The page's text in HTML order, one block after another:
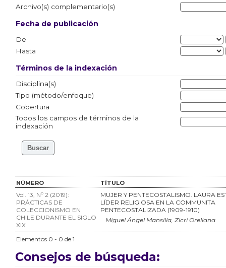
Archivo(s) complementario(s)
Fecha de publicación
De
Hasta
Términos de la indexación
Disciplina(s)
Tipo (método/enfoque)
Cobertura
Todos los campos de términos de la
indexación
NÚMERO TÍTULO
Vol. 13, Nº 2 (2019):
PRÁCTICAS DE
COLECCIONISMO EN
CHILE DURANTE EL SIGLO
XIX
MUJER Y PENTECOSTALISMO. LAURA
LÍDER RELIGIOSA EN LA COMMUNITA
PENTECOSTALIZADA (1909-1910)
Miguel Ángel Mansilla, Zicri Orellana
Elementos 0 - 0 de 1
Consejos de búsqueda: